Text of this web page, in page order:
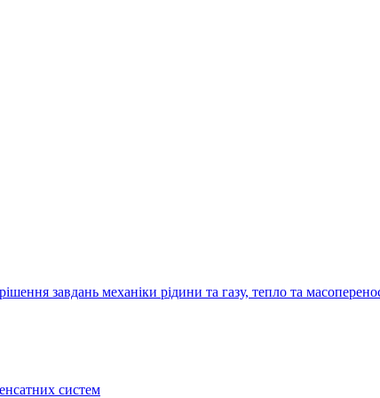
завдань механіки рідини та газу, тепло та
систем